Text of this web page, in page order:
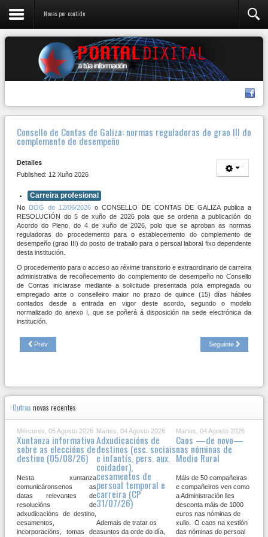
Novas por contido
Consello de Contas de Galiza: normas reguladoras do grao III do
complemento de desempeño
Detalles
Published: 12 Xuño 2026
Carreira profesional
No DOG do 12/06/2026 o CONSELLO DE CONTAS DE GALIZA publica a
RESOLUCIÓN do 5 de xuño de 2026 pola que se ordena a publicación do
Acordo do Pleno, do 4 de xuño de 2026, polo que se aproban as normas
reguladoras do procedemento para o establecemento do complemento de
desempeño (grao III) do posto de traballo para o persoal laboral fixo dependente
desta institución.
O procedemento para o acceso ao réxime transitorio e extraordinario de carreira
administrativa de recoñecemento do complemento de desempeño no Consello
de Contas iniciarase mediante a solicitude presentada pola empregada ou
empregado ante o conselleiro maior no prazo de quince (15) días hábiles
contados desde a entrada en vigor deste acordo, segundo o modelo
normalizado do anexo I, que se poñerá á disposición na sede electrónica da
institución.
Prev Seguinte
Outras novas recentes
Mércores, 05 Agosto 2026
Xuntanza informativa
sobre as eleccións de
destino (05/08/26)
Nesta xuntanza
comunicáronsenos as
datas relevantes de
resolucións de
adxudicacións de destino,
cesamentos,
incorporacións, tomas de
Martes, 04 Agosto 2026
Adxudicacións de
destinos (esc. sociais
e infantís, pers. aux.
coidador),
cesamentos de
persoal temporal e
carreira (CP
31/07/26)
Ademais de tratar os
asuntos da orde do día,
Martes, 04 Agosto 2026
Caos —de novo—
nas nóminas de
Medio Rural
Máis de 50 compañeiras
e compañeiros ven como
a Administración lles
desconta máis de 1000
euros nas nóminas de
xullo. O caos na xestión
das nóminas do persoal